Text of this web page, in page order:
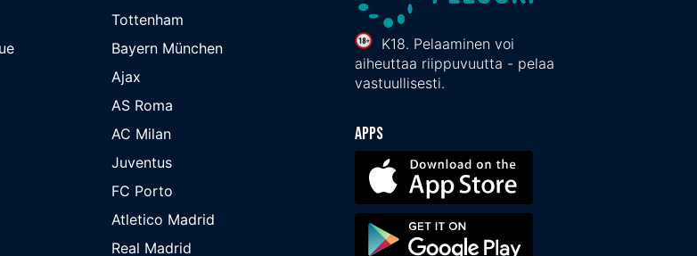
Tottenham
Bayern München
Ajax
AS Roma
AC Milan
Juventus
FC Porto
Atletico Madrid
Real Madrid
K18. Pelaaminen voi
aiheuttaa riippuvuutta - pelaa
vastuullisesti.
Apps